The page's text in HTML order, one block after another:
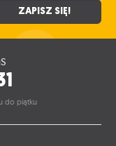
ZAPISZ SIĘ!
do piątku